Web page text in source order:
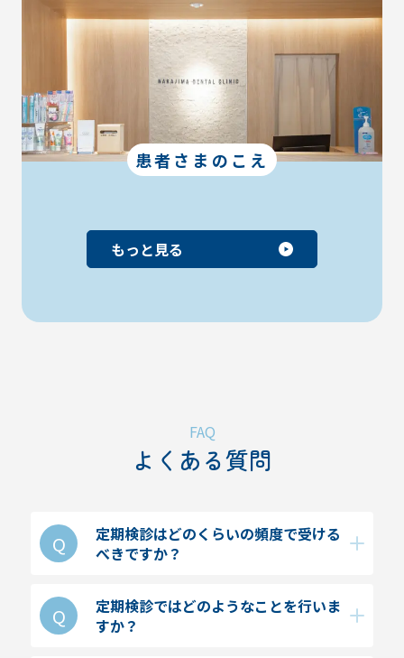
患者さまのこえ
もっと見る
FAQ
よくある質問
定期検診はどのくらいの頻度で受ける
べきですか？
一般的には、3ヶ月から6ヶ月に一度の定期
検診をおすすめしています。個々の口腔状態
提案します。
定期検診ではどのようなことを行いま
すか？
定期検診では、歯や歯茎の状態をチェック
し、虫歯や歯周病の早期発見を行います。ま